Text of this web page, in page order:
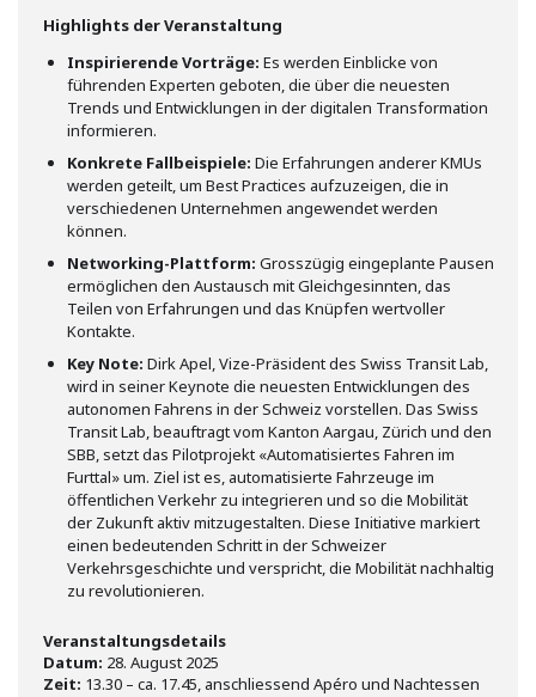
Highlights der Veranstaltung
Inspirierende Vorträge: Es werden Einblicke von
führenden Experten geboten, die über die neuesten
Trends und Entwicklungen in der digitalen Transformation
informieren.
Konkrete Fallbeispiele: Die Erfahrungen anderer KMUs
werden geteilt, um Best Practices aufzuzeigen, die in
verschiedenen Unternehmen angewendet werden
können.
Networking-Plattform: Grosszügig eingeplante Pausen
ermöglichen den Austausch mit Gleichgesinnten, das
Teilen von Erfahrungen und das Knüpfen wertvoller
Kontakte.
Key Note: Dirk Apel, Vize-Präsident des Swiss Transit Lab,
wird in seiner Keynote die neuesten Entwicklungen des
autonomen Fahrens in der Schweiz vorstellen. Das Swiss
Transit Lab, beauftragt vom Kanton Aargau, Zürich und den
SBB, setzt das Pilotprojekt «Automatisiertes Fahren im
Furttal» um. Ziel ist es, automatisierte Fahrzeuge im
öffentlichen Verkehr zu integrieren und so die Mobilität
der Zukunft aktiv mitzugestalten. Diese Initiative markiert
einen bedeutenden Schritt in der Schweizer
Verkehrsgeschichte und verspricht, die Mobilität nachhaltig
zu revolutionieren.
Veranstaltungsdetails
Datum: 28. August 2025
Zeit: 13.30 – ca. 17.45, anschliessend Apéro und Nachtessen